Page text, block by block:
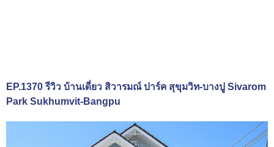
EP.1370 รีวิว บ้านเดี่ยว สิวารมณ์ ปาร์ค สุขุมวิท-บางปู Sivarom
Park Sukhumvit-Bangpu